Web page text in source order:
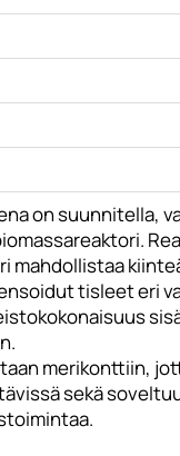
on suunnitella,
mahdollistaa
tisleet eri
merikonttiin,
sekä